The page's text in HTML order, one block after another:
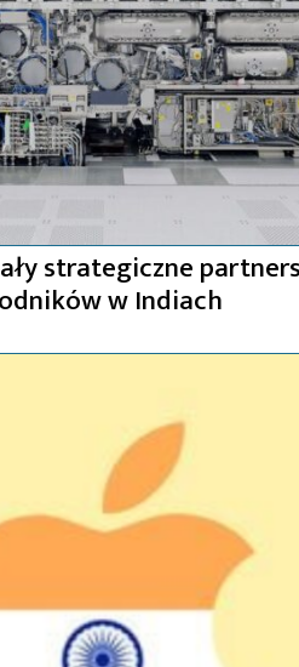
strategiczne
w Indiach